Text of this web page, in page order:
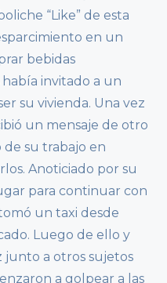
“Like” de esta
en un
bebidas
había invitado a un
su vivienda. Una vez
un mensaje de otro
de su trabajo en
Anoticiado por su
para continuar con
un taxi desde
Luego de ello y
junto a otros sujetos
a golpear a las